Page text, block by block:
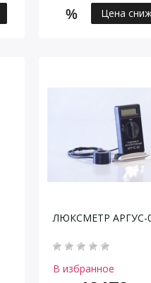
Цена
ЛЮКСМЕТР АРГУС-
В избранное